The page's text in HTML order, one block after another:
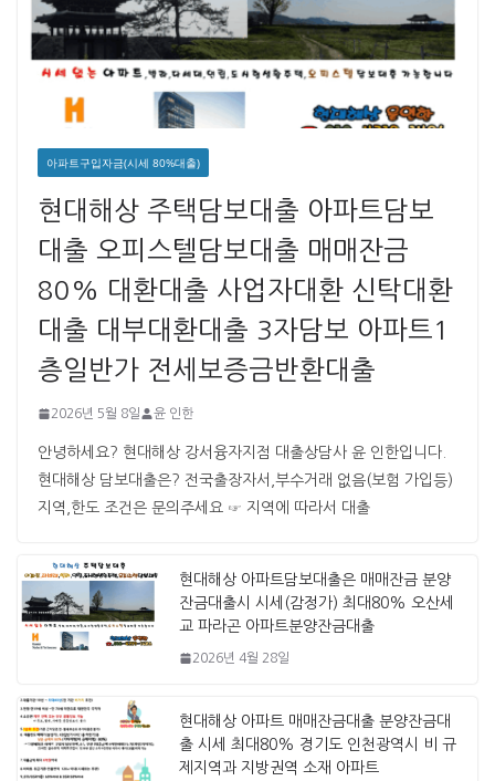
아파트구입자금(시세 80%대출)
현대해상 주택담보대출 아파트담보
대출 오피스텔담보대출 매매잔금
80% 대환대출 사업자대환 신탁대환
대출 대부대환대출 3자담보 아파트1
층일반가 전세보증금반환대출
2026년 5월 8일 윤 인한
안녕하세요? 현대해상 강서융자지점 대출상담사 윤 인한입니다. ​ ​
현대해상 담보대출은? 전국출장자서,부수거래 없음(보험 가입등)
지역,한도 조건은 문의주세요 ☞ 지역에 따라서 대출
현대해상 아파트담보대출은 매매잔금 분양
잔금대출시 시세(감정가) 최대80% 오산세
교 파라곤 아파트분양잔금대출
2026년 4월 28일
현대해상 아파트 매매잔금대출 분양잔금대
출 시세 최대80% 경기도 인천광역시 비 규
제지역과 지방권역 소재 아파트